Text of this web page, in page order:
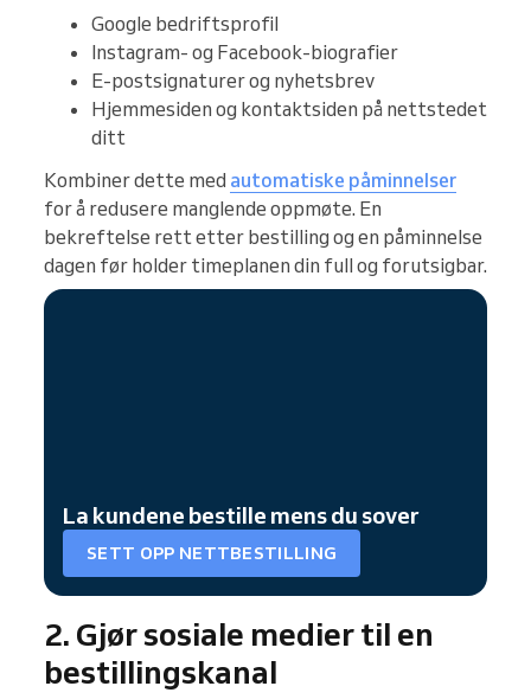
Google bedriftsprofil
Instagram- og Facebook-biografier
E-postsignaturer og nyhetsbrev
Hjemmesiden og kontaktsiden på nettstedet
ditt
Kombiner dette med automatiske påminnelser
for å redusere manglende oppmøte. En
bekreftelse rett etter bestilling og en påminnelse
dagen før holder timeplanen din full og forutsigbar.
La kundene bestille mens du sover
SETT OPP NETTBESTILLING
2. Gjør sosiale medier til en
bestillingskanal